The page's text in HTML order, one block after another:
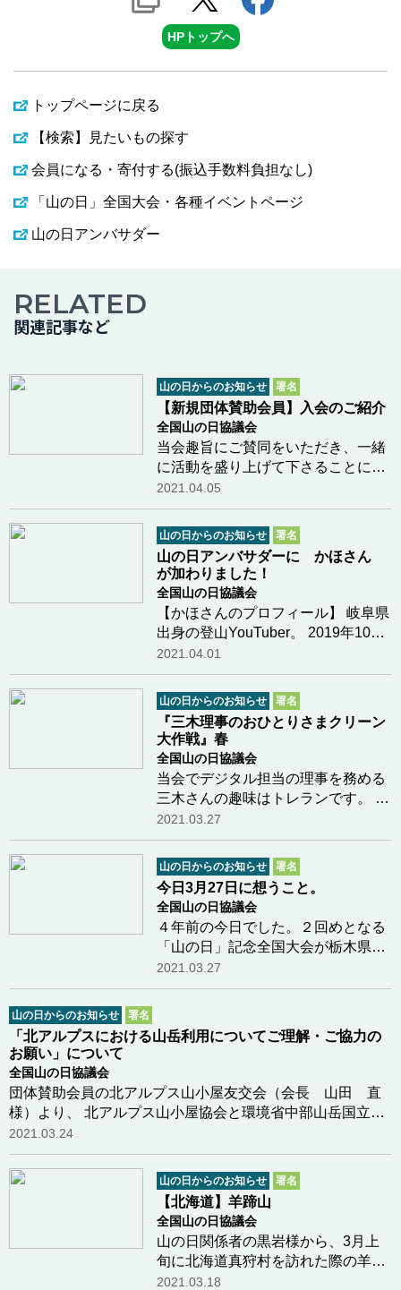
HPトップへ
トップページに戻る
【検索】見たいもの探す
会員になる・寄付する(振込手数料負担なし)
「山の日」全国大会・各種イベントページ
山の日アンバサダー
RELATED
関連記事など
山の日からのお知らせ 署名
【新規団体賛助会員】入会のご紹介
全国山の日協議会
当会趣旨にご賛同をいただき、一緒
に活動を盛り上げて下さることにな
りました 団体賛助会員様をご紹介い
たします。 『ヤマノススメ Next
Summit』は 「山の日アンバサダ
ー」として、国民の祝日「山の日」
をご紹介して…つづきを読む
2021.04.05
山の日からのお知らせ 署名
山の日アンバサダーに かほさん
が加わりました！
全国山の日協議会
【かほさんのプロフィール】 岐阜県
出身の登山YouTuber。 2019年10
月、会社に勤めながら自身の
YouTubeチャンネル「かほの登山日
記」を開設。 チャンネルでは自身の
山行の様子や山での食事、ギアの紹
介などの動画を投稿。…つづきを読
む
2021.04.01
山の日からのお知らせ 署名
『三木理事のおひとりさまクリーン
大作戦』春
全国山の日協議会
当会でデジタル担当の理事を務める
三木さんの趣味はトレランです。 昨
年6月に就任してからは、楽しくラ
ンニングさせてもらえること、気軽
に自然に親しむ機会を得られること
に感謝と恩返しを込めて、玉川上水
緑道のクリーン…つづきを読む
2021.03.27
山の日からのお知らせ 署名
今日3月27日に想うこと。
全国山の日協議会
４年前の今日でした。２回めとなる
「山の日」記念全国大会が栃木県那
須町で開催される準備が進められて
いる時でした。那須雪崩事故で栃木
犠牲になりました。 この事がきっか
けとなって青…つづきを読む
2021.03.27
山の日からのお知らせ 署名
「北アルプスにおける山岳利用についてご理解・ご協力の
お願い」について
全国山の日協議会
団体賛助会員の北アルプス山小屋友交会（会長 山田 直
様）より、 北アルプス山小屋協会と環境省中部山岳国立公
園管理事務所との連名で 「北アルプスにおける山岳利用に
ついてご理解・ご協力のお願い」文書を お預かり…つづき
を読む
2021.03.24
山の日からのお知らせ 署名
【北海道】羊蹄山
全国山の日協議会
山の日関係者の黒岩様から、3月上
旬に北海道真狩村を訪れた際の羊蹄
山（蝦夷富士）のお写真が届きまし
2021.03.18